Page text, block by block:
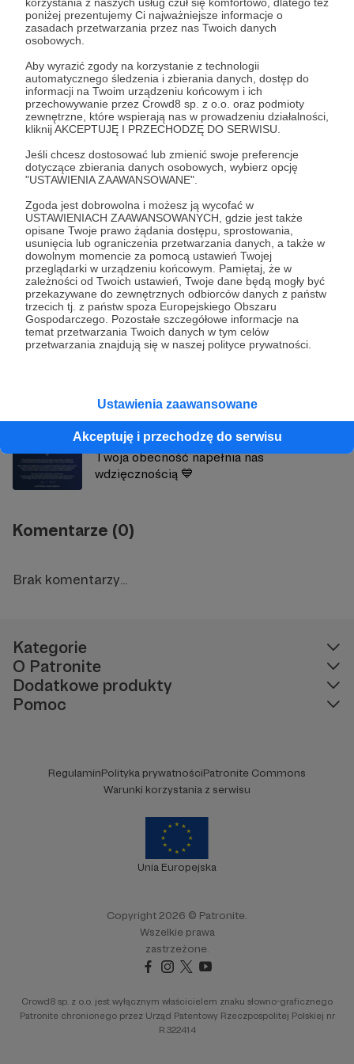
poniżej prezentujemy Ci najważniejsze informacje o
zasadach przetwarzania przez nas Twoich danych
osobowych.
Aby wyrazić zgody na korzystanie z technologii
automatycznego śledzenia i zbierania danych, dostęp do
informacji na Twoim urządzeniu końcowym i ich
przechowywanie przez Crowd8 sp. z o.o. oraz podmioty
zewnętrzne, które wspierają nas w prowadzeniu działalności,
kliknij AKCEPTUJĘ I PRZECHODZĘ DO SERWISU.
Jeśli chcesz dostosować lub zmienić swoje preferencje
dotyczące zbierania danych osobowych, wybierz opcję
"USTAWIENIA ZAAWANSOWANE".
Zgoda jest dobrowolna i możesz ją wycofać w
USTAWIENIACH ZAAWANSOWANYCH, gdzie jest także
opisane Twoje prawo żądania dostępu, sprostowania,
usunięcia lub ograniczenia przetwarzania danych, a także w
dowolnym momencie za pomocą ustawień Twojej
przeglądarki w urządzeniu końcowym. Pamiętaj, że w
zależności od Twoich ustawień, Twoje dane będą mogły być
przekazywane do zewnętrznych odbiorców danych z państw
trzecich tj. z państw spoza Europejskiego Obszaru
Gospodarczego. Pozostałe szczegółowe informacje na
temat przetwarzania Twoich danych w tym celów
przetwarzania znajdują się w naszej polityce prywatności.
Ustawienia zaawansowane
Akceptuję i przechodzę do serwisu
posłuchajcie
Udostępnij
Pogłębiarka
Zobacz profil autora
Zobacz również
Sklep Pogłębiarki
"Bóg kocha ciszę" zniżka dla patronów!
Twoja obecność napełnia nas
wdzięcznością 💙
Komentarze (0)
Brak komentarzy...
Kategorie
O Patronite
Dodatkowe produkty
Pomoc
RegulaminPolityka prywatnościPatronite Commons
Warunki korzystania z serwisu
Unia Europejska
Copyright 2026 © Patronite.
Wszelkie prawa
zastrzeżone.
Crowd8 sp. z o.o. jest wyłącznym właścicielem znaku słowno-graficznego
Patronite chronionego przez Urząd Patentowy Rzeczpospolitej Polskiej nr
R.322414